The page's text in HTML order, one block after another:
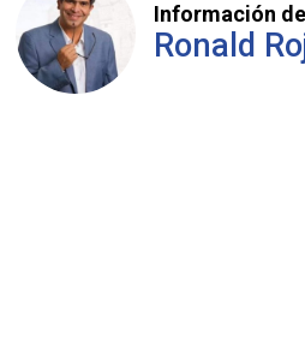
Información de
Ronald